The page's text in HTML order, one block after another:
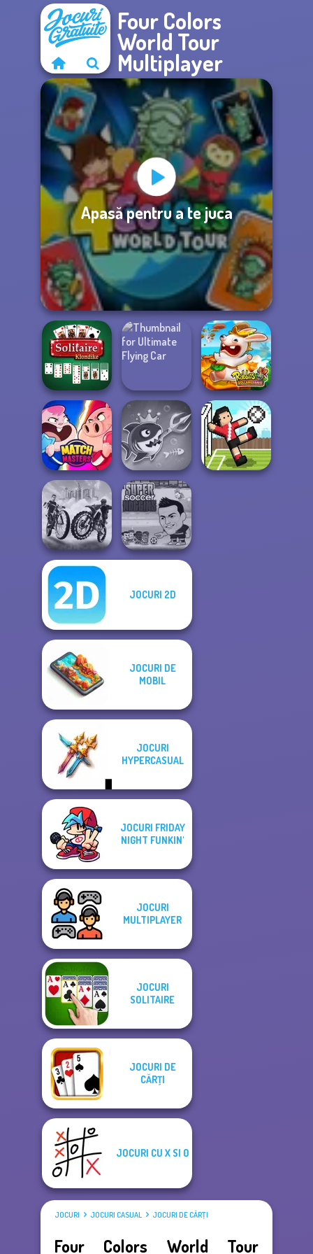
Four Colors
World Tour
Multiplayer
Apasă pentru a te juca
Solitaire
Klondike
Ultimate Flying
Car
Rabbids Volcano
Panic
Match Masters
Fish Stab Getting
Big
City Bike Racing
Champion
Super Soccer
JOCURI 2D
JOCURI DE
MOBIL
JOCURI
HYPERCASUAL
JOCURI FRIDAY
NIGHT FUNKIN'
JOCURI
MULTIPLAYER
JOCURI
SOLITAIRE
JOCURI DE
CĂRŢI
JOCURI CU X SI 0
JOCURI JOCURI CASUAL JOCURI DE CĂRŢI
Four Colors World Tour